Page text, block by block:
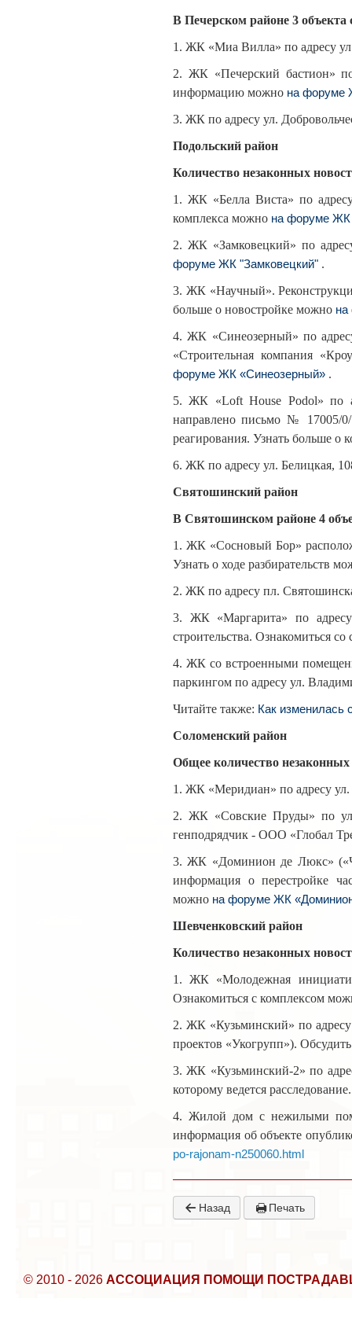
В Печерском районе 3
1. ЖК «Миа Вилла» по адресу
2. ЖК «Печерский бастион»
информацию можно на форуме
3. ЖК по адресу ул.
Подольский район
Количество незаконных
1. ЖК «Белла Виста» по
комплекса можно на форуме ЖК
2. ЖК «Замковецкий» по
форуме ЖК "Замковецкий" .
3. ЖК «Научный».
больше о новостройке можно
4. ЖК «Синеозерный» по
«Строительная компания
форуме ЖК «Синеозерный» .
5. ЖК «Loft House Podol» по
направлено письмо № 17005/0/
реагирования. Узнать больше о
6. ЖК по адресу ул. Белицкая,
Святошинский район
В Святошинском районе 4
1. ЖК «Сосновый Бор»
Узнать о ходе разбирательств
2. ЖК по адресу пл.
3. ЖК «Маргарита» по адресу
строительства. Ознакомиться
4. ЖК со встроенными
паркингом по адресу ул.
Читайте также: Как изменилась
Соломенский район
Общее количество незаконных
1. ЖК «Меридиан» по адресу
2. ЖК «Совские Пруды» по
генподрядчик - ООО «Глобал
3. ЖК «Доминион де Люкс»
информация о перестройке
можно на форуме ЖК
Шевченковский район
Количество незаконных
1. ЖК «Молодежная
Ознакомиться с комплексом
2. ЖК «Кузьминский» по
проектов «Укогрупп»).
3. ЖК «Кузьминский-2» по
которому ведется
4. Жилой дом с нежилыми
информация об объекте
po-rajonam-n250060.html
Назад Печать
© 2010 - 2026 АССОЦИАЦИЯ ПОМОЩИ